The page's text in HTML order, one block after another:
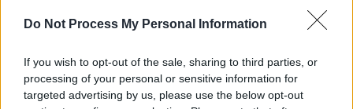
Do Not Process My Personal Information
If you wish to opt-out of the sale, sharing to third parties, or
processing of your personal or sensitive information for
targeted advertising by us, please use the below opt-out